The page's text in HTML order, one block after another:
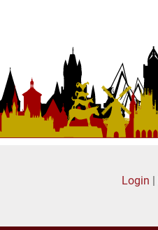
Login |